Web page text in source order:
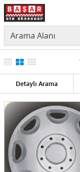
Detaylı Arama